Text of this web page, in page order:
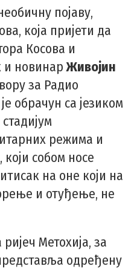
појаву,
која пријети да
Косова и
и новинарЖивојин
за Радио
обрачун са језиком
режима и
који собом носе
на оне који на
и отуђење, не
Метохија, за
одређену